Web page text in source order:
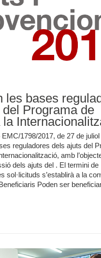
les bases
Programa de
la
1798/2017, de 27 de juliol
reguladores dels ajuts del
amb
dels ajuts del . El termini de
sol·licituds s’establirà a la
Poden ser